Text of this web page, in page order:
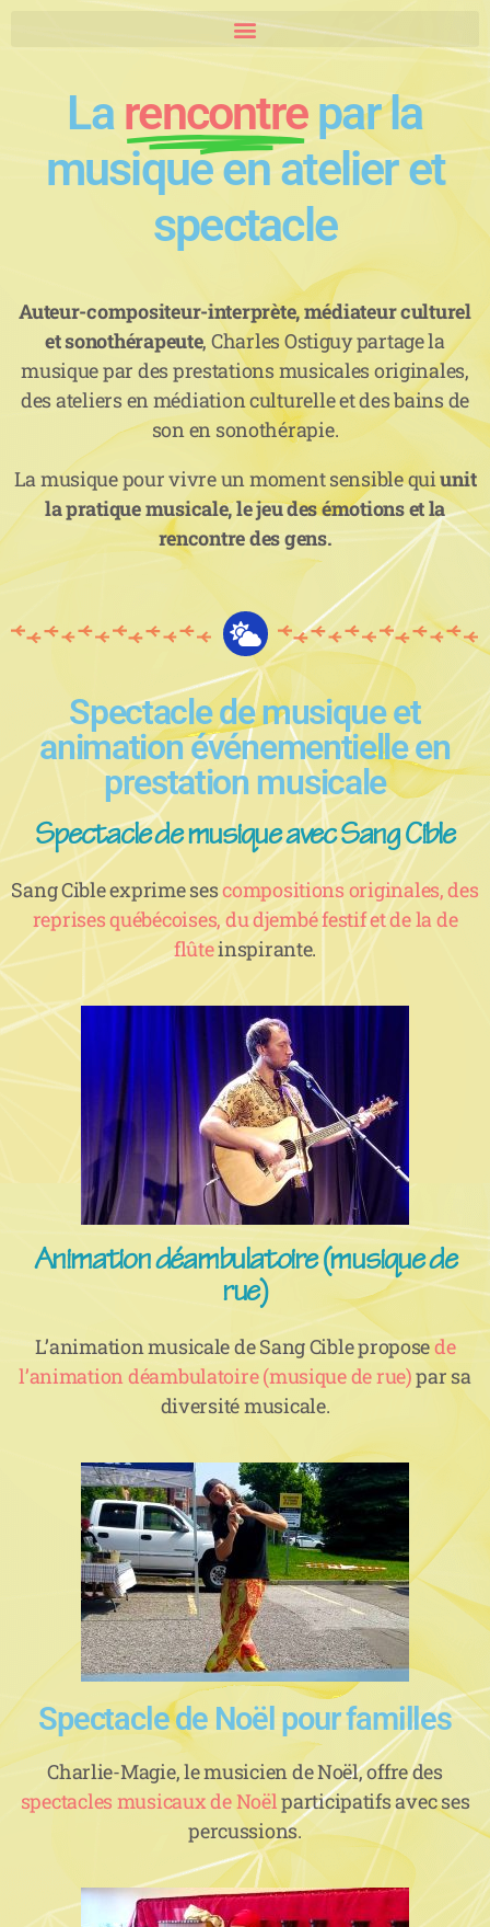
La rencontre par la
musique en atelier et
spectacle
Auteur-compositeur-interprète, médiateur culturel
et sonothérapeute, Charles Ostiguy partage la
musique par des prestations musicales originales,
des ateliers en médiation culturelle et des bains de
son en sonothérapie.
La musique pour vivre un moment sensible quiunit
la pratique musicale, le jeu des émotions et la
rencontre des gens.
Spectacle de musique et
animation événementielle en
prestation musicale
Spectacle de musique avec Sang Cible
Sang Cible exprime sescompositions originales, des
reprises québécoises, du djembé festif et de la de
flûteinspirante.
Animation déambulatoire (musique de
rue)
L’animation musicale de Sang Cible proposede
l’animation déambulatoire (musique de rue)par sa
diversité musicale.
Spectacle de Noël pour familles
Charlie-Magie, le musicien de Noël, offre des
spectacles musicaux de Noëlparticipatifs avec ses
percussions.